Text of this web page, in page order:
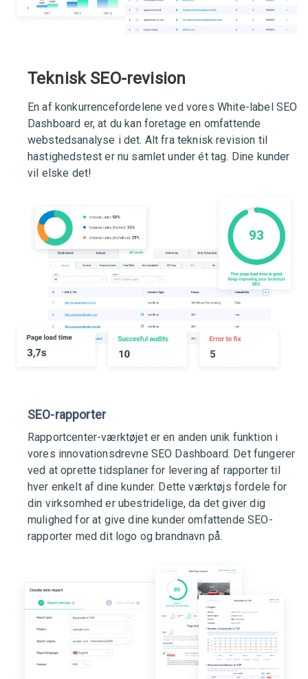
Teknisk SEO-revision
En af konkurrencefordelene ved vores White-label SEO
Dashboard er, at du kan foretage en omfattende
webstedsanalyse i det. Alt fra teknisk revision til
hastighedstest er nu samlet under ét tag. Dine kunder
vil elske det!
SEO-rapporter
Rapportcenter-værktøjet er en anden unik funktion i
vores innovationsdrevne SEO Dashboard. Det fungerer
ved at oprette tidsplaner for levering af rapporter til
hver enkelt af dine kunder. Dette værktøjs fordele for
din virksomhed er ubestridelige, da det giver dig
mulighed for at give dine kunder omfattende SEO-
rapporter med dit logo og brandnavn på.